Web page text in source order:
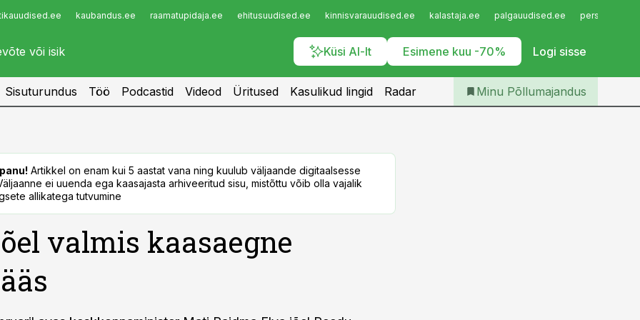
kaubandus.ee raamatupidaja.ee ehitusuudised.ee kinnisvarauudised.ee kalastaja.ee palgauudised.ee
Küsi AI-lt Esimene kuu -70% Logi sisse
Infopank
Iseteenindus
Telli Põllumajandus
Sisuturundus Töö Podcastid Videod Üritused Kasulikud lingid Radar Minu Põllumajandus
Artikkel on enam kui 5 aastat vana ning kuulub väljaande digitaalsesse
ei uuenda ega kaasajasta arhiveeritud sisu, mistõttu võib olla vajalik
allikatega tutvumine
valmis kaasaegne